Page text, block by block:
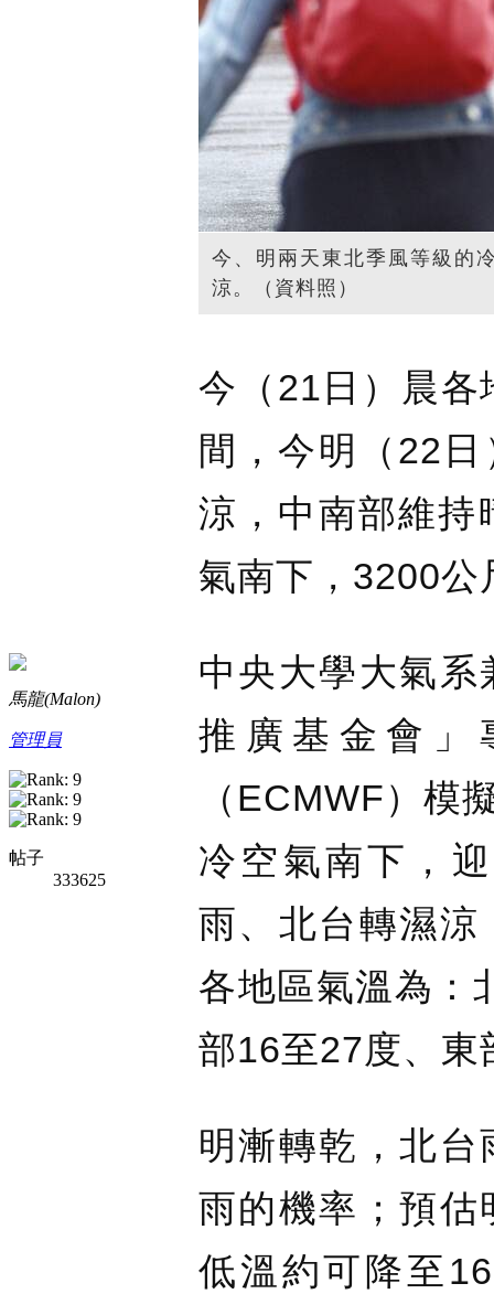
馬龍(Malon)
管理員
帖子
333625
今、明兩天東北季風等級的
涼。（資料照）
今（21日）晨
間，今明（22
涼，中南部維持
氣南下，3200公
中央大學大氣
推廣基金會」
（ECMWF）模
冷空氣南下，
雨、北台轉濕涼
各地區氣溫為：
部16至27度、東
明漸轉乾，北
雨的機率；預估
低溫約可降至